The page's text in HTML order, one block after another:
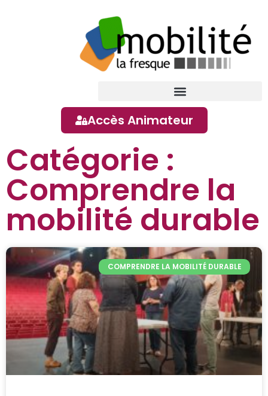
Accès Animateur
Catégorie :
Comprendre la
mobilité durable
COMPRENDRE LA MOBILITÉ DURABLE